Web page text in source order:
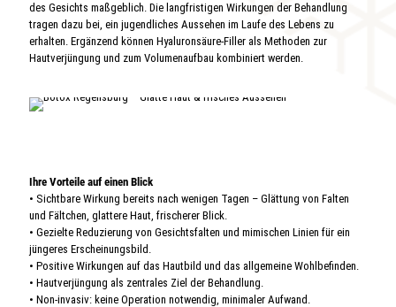
des Gesichts maßgeblich. Die langfristigen Wirkungen der Behandlung
tragen dazu bei, ein jugendliches Aussehen im Laufe des Lebens zu
erhalten. Ergänzend können Hyaluronsäure-Filler als Methoden zur
Hautverjüngung und zum Volumenaufbau kombiniert werden.
Ihre Vorteile auf einen Blick
• Sichtbare Wirkung bereits nach wenigen Tagen – Glättung von Falten
und Fältchen, glattere Haut, frischerer Blick.
• Gezielte Reduzierung von Gesichtsfalten und mimischen Linien für ein
jüngeres Erscheinungsbild.
• Positive Wirkungen auf das Hautbild und das allgemeine Wohlbefinden.
• Hautverjüngung als zentrales Ziel der Behandlung.
• Non-invasiv: keine Operation notwendig, minimaler Aufwand.